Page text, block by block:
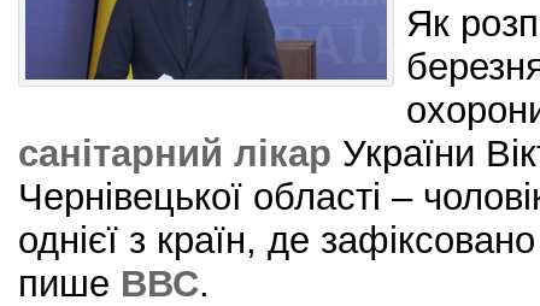
Як
санітарний лікар України
Чернівецької області –
однієї з країн, де
пише ВВС.